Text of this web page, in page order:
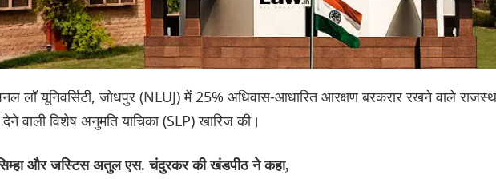
लॉ यूनिवर्सिटी, जोधपुर (NLUJ) में 25% अधिवास-आधारित आरक्षण बरकरार रखने वाले
वाली विशेष अनुमति याचिका (SLP) खारिज की।
और जस्टिस अतुल एस. चंदुरकर की खंडपीठ ने कहा,